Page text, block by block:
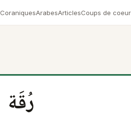
CoraniquesArabesArticlesCoups de coeur
رُقَة